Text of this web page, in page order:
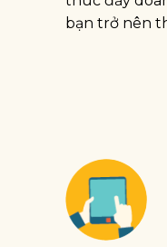
bạn trở nên